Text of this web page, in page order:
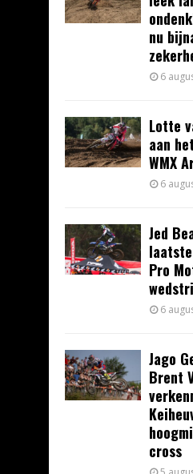
nu
6
Lotte
aan
WMX
6
Jed
Pro
6
Jago
Brent
cross